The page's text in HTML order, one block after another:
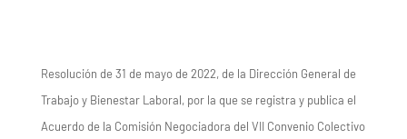
Resolución de 31 de mayo de 2022, de la Dirección General de
Trabajo y Bienestar Laboral, por la que se registra y publica el
Acuerdo de la Comisión Negociadora del VII Convenio Colectivo